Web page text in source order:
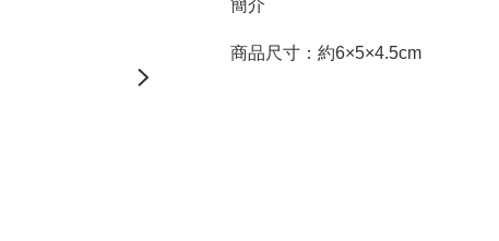
簡介
商品尺寸：約6×5×4.5cm